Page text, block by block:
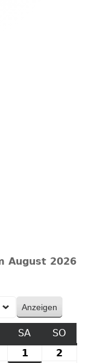
August 2026
SA SAMSTAG
SO
1 2